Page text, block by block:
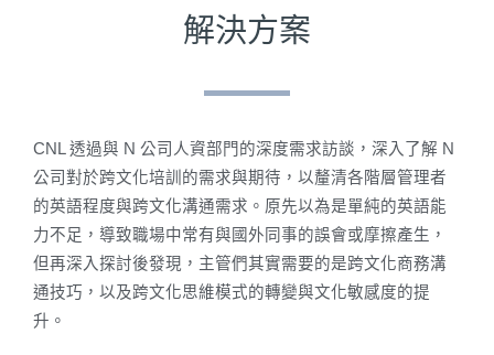
解決方案
CNL 透過與 N 公司人資部門的深度需求訪談，深入了解 N
公司對於跨文化培訓的需求與期待，以釐清各階層管理者
的英語程度與跨文化溝通需求。原先以為是單純的英語能
力不足，導致職場中常有與國外同事的誤會或摩擦產生，
但再深入探討後發現，主管們其實需要的是跨文化商務溝
通技巧，以及跨文化思維模式的轉變與文化敏感度的提
升。